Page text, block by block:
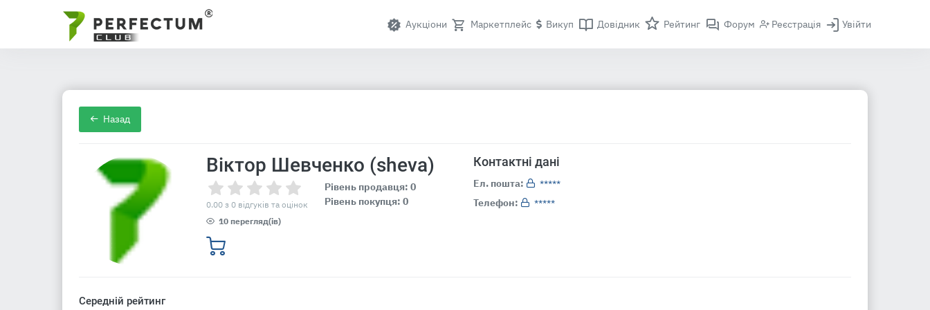
Аукціони Маркетплейс Викуп Довідник Рейтинг Форум Реєстрація Увійти
Назад
Віктор Шевченко (sheva)
0.00 з 0 відгуків та оцінок
10 перегляд(ів)
Рівень продавця: 0
Рівень покупця: 0
Контактні дані
Ел. пошта:
*****
Телефон:
*****
Середній рейтинг